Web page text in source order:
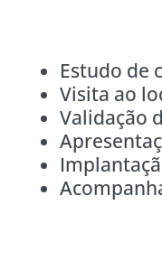
Estudo de
Visita ao
Validação